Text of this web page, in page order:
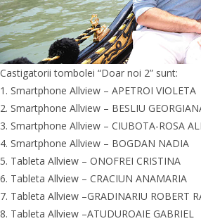
Castigatorii tombolei “Doar noi 2” sunt:
1. Smartphone Allview – APETROI VIOLETA
2. Smartphone Allview – BESLIU
3. Smartphone Allview – CIUBOTA-ROSA
4. Smartphone Allview – BOGDAN NADIA
5. Tableta Allview – ONOFREI CRISTINA
6. Tableta Allview – CRACIUN ANAMARIA
7. Tableta Allview –GRADINARIU ROBERT
8. Tableta Allview –ATUDUROAIE GABRIEL